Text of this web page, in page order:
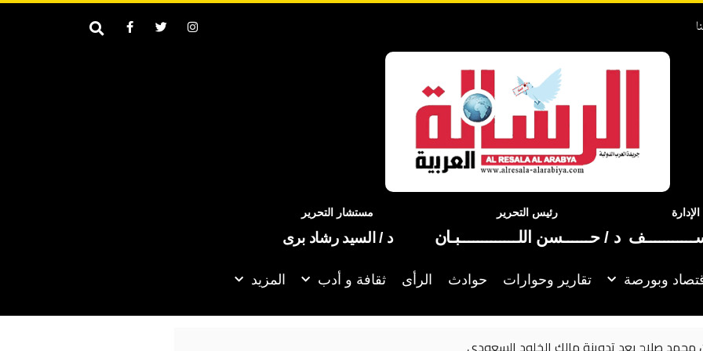
رئيس التحرير
د / حــــــسن اللـــــــــــــبـان
مستشار التحرير
د / السيد رشاد برى
وبورصة تقارير وحوارات حوادث الرأى ثقافة و أدب المزيد